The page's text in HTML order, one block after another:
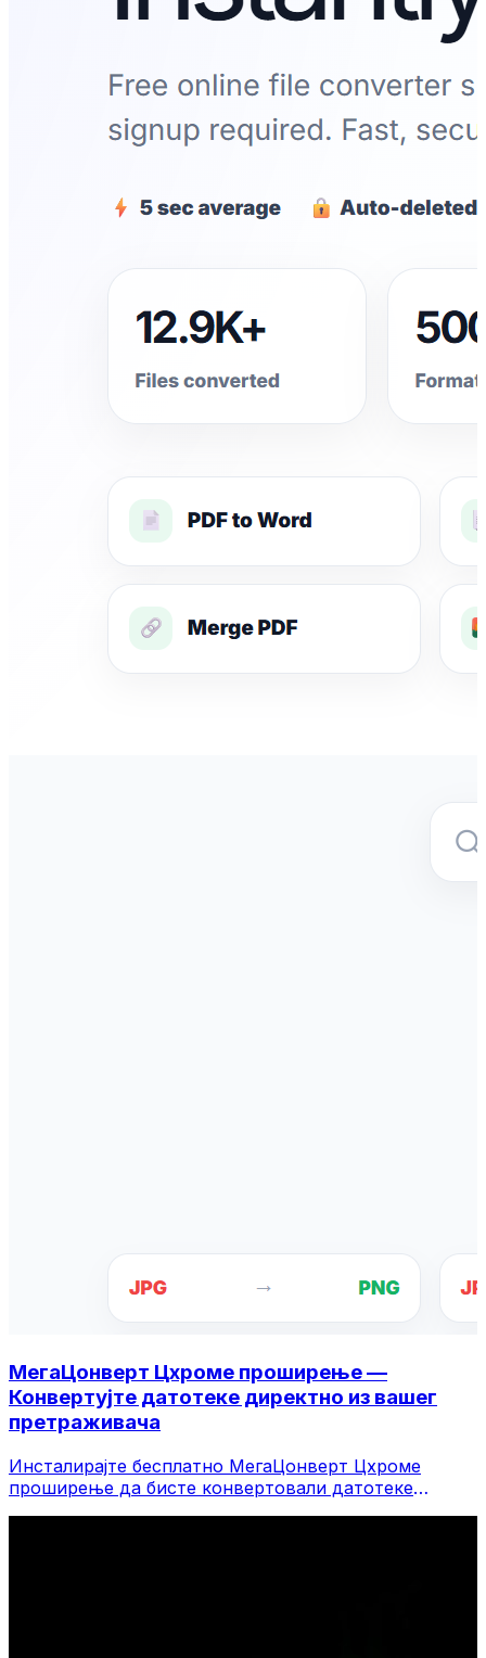
МегаЦонверт Цхроме проширење —
Конвертујте датотеке директно из вашег
претраживача
Инсталирајте бесплатно МегаЦонверт Цхроме
проширење да бисте конвертовали датотеке